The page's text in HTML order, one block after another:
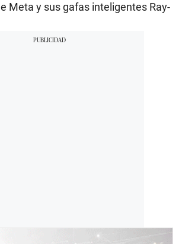
Meta y sus gafas inteligentes Ray-